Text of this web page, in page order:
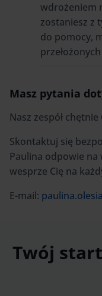
wdrożeniem
zostaniesz z
do pomocy,
Masz pytania
Nasz zespół
Skontaktuj się
Paulina odpowie
wesprze Cię na
E-mail:
Twój